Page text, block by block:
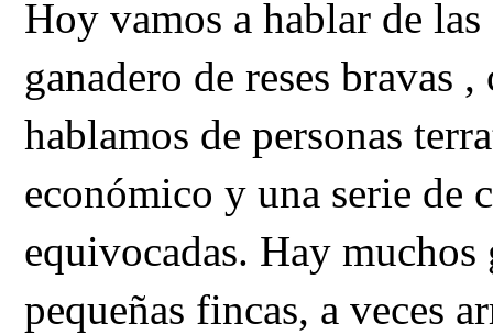
Hoy vamos a hablar de
ganadero de reses bravas
hablamos de personas
económico y una serie de
equivocadas. Hay muchos
pequeñas fincas, a veces